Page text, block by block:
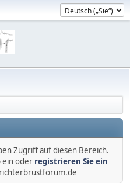
Zugriff auf diesen Bereich.
ein oder registrieren Sie ein